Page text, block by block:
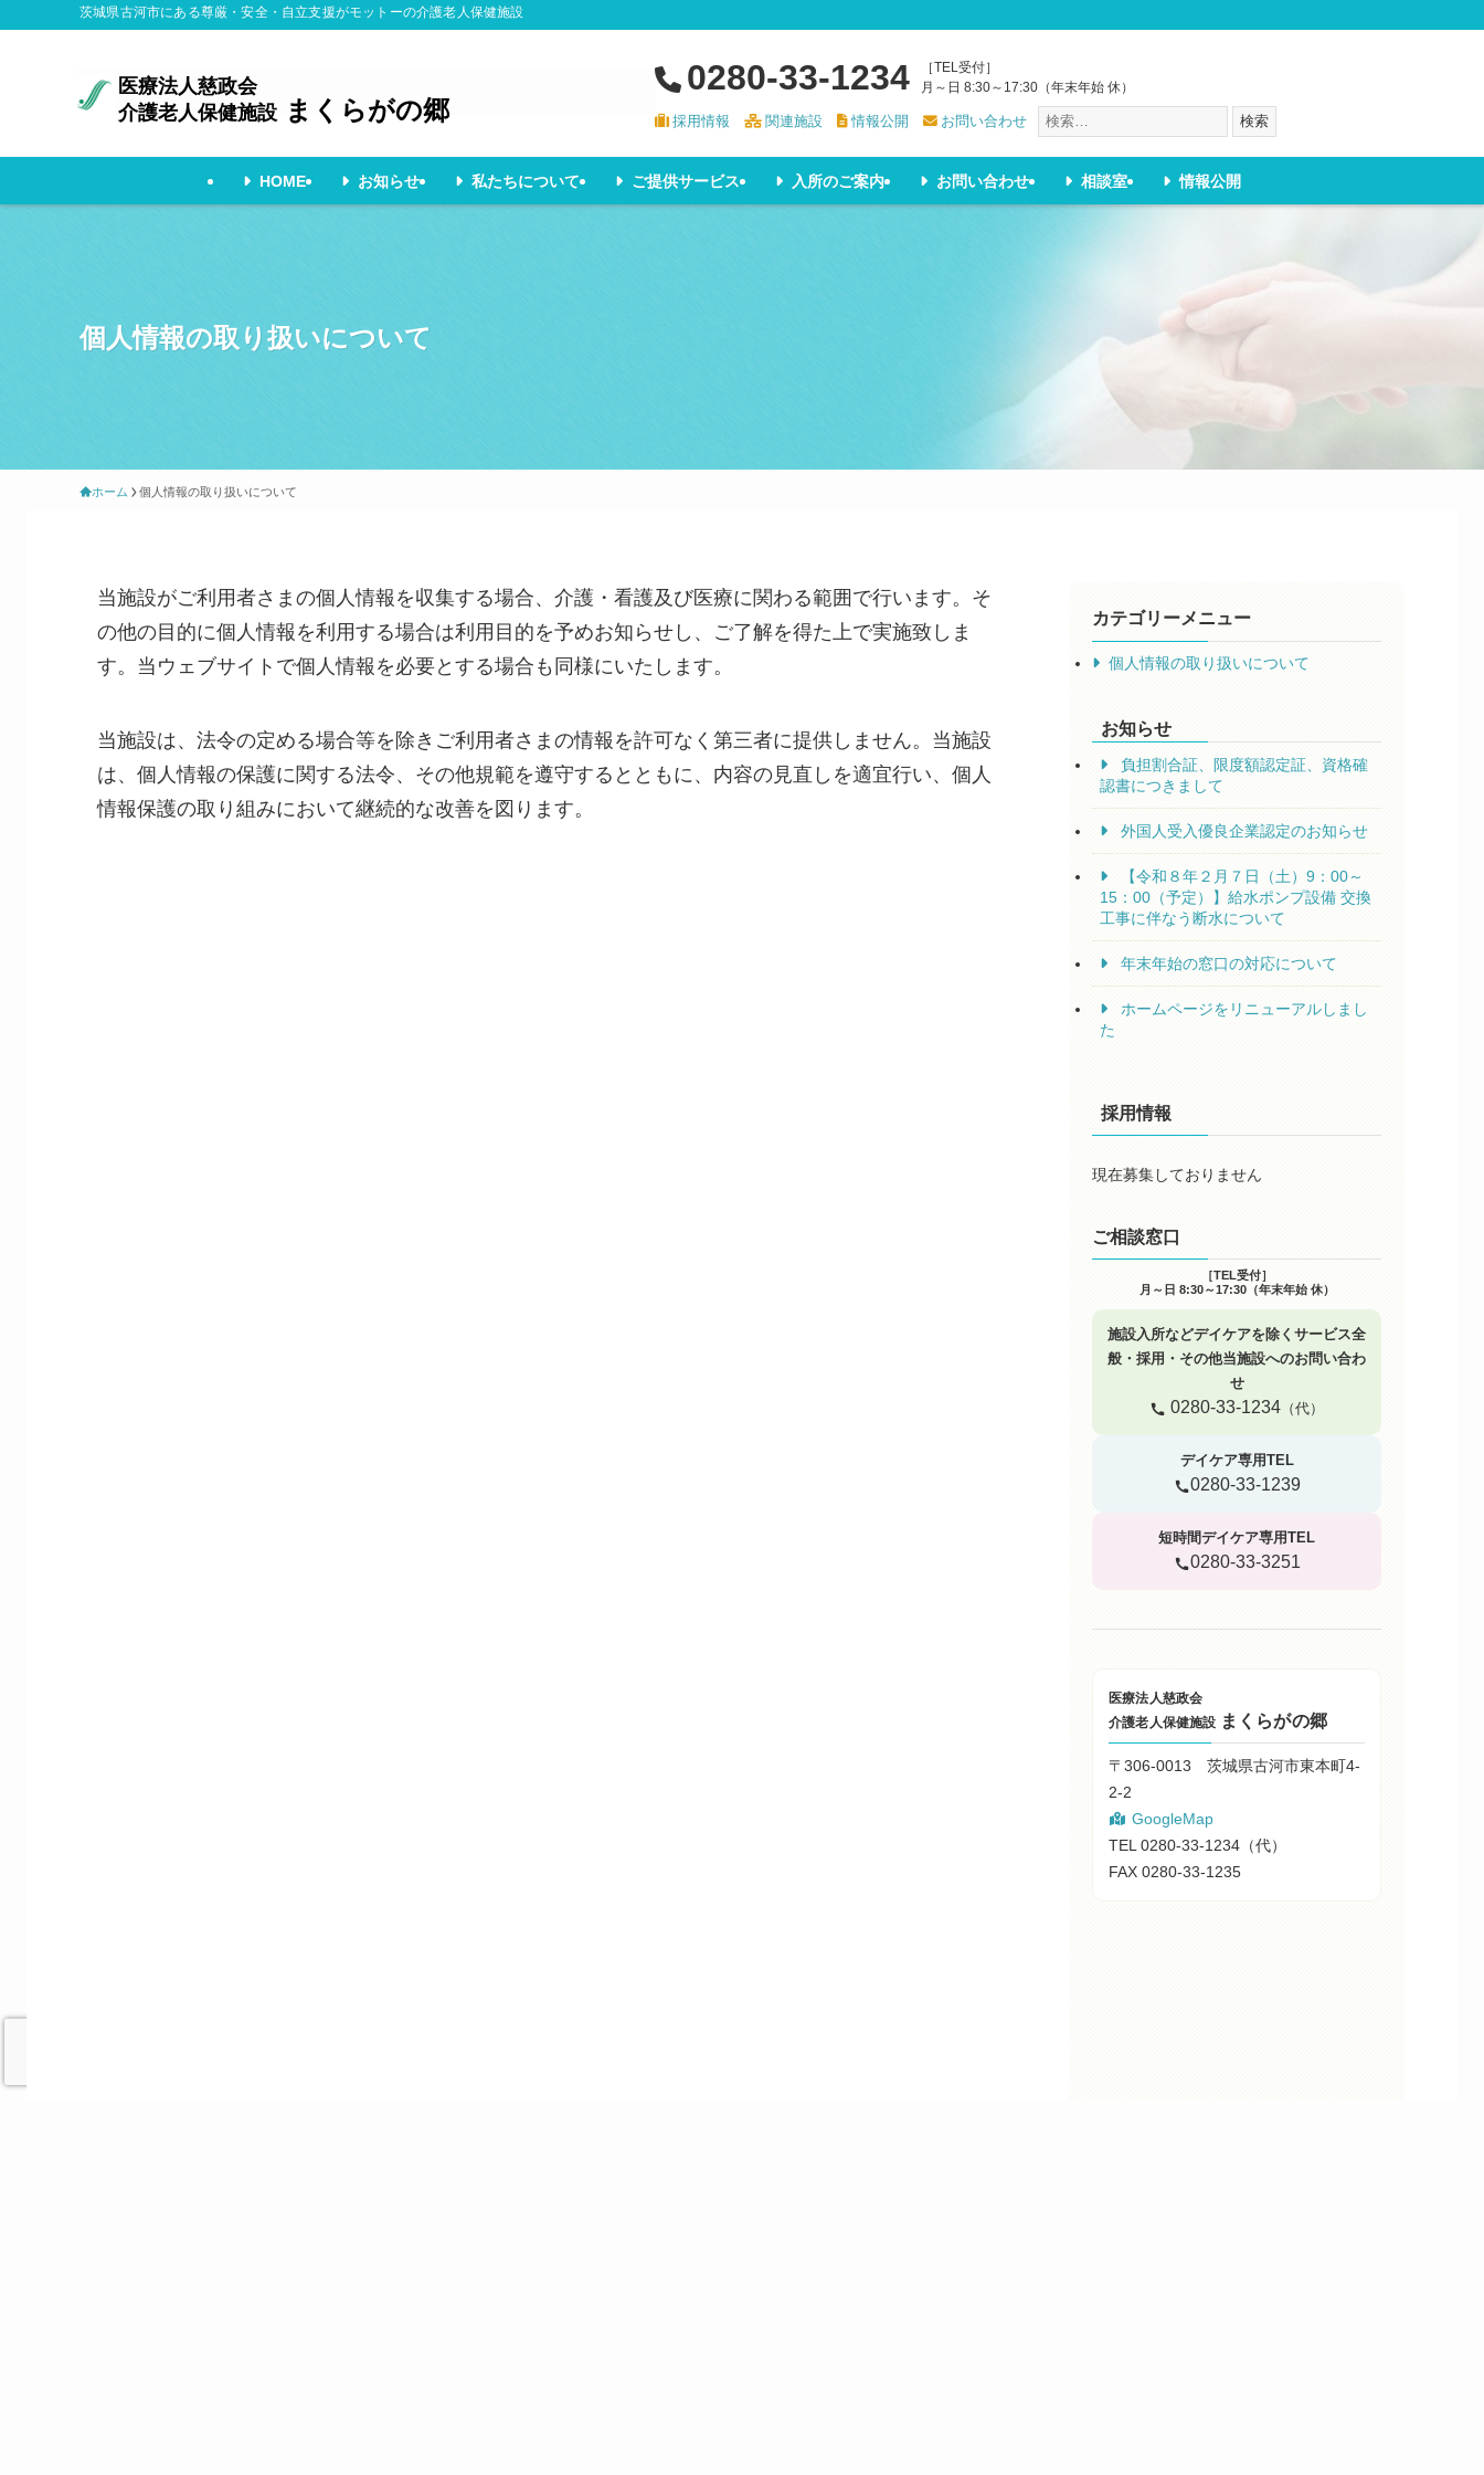
茨城県古河市にある尊厳・安全・自立支援がモットーの介護老人保健施設
医療法人慈政会
介護老人保健施設 まくらがの郷
0280-33-1234
［TEL受付］
月～日 8:30～17:30（年末年始 休）
採用情報 関連施設 情報公開 お問い合わせ 検索
HOME お知らせ 私たちについて ご提供サービス 入所のご案内 お問い合わせ 相談室 情報公開
個人情報の取り扱いについて
ホーム 個人情報の取り扱いについて
当施設がご利用者さまの個人情報を収集する場合、介護・看護及び医療に関わる範囲で行います。そ
の他の目的に個人情報を利用する場合は利用目的を予めお知らせし、ご了解を得た上で実施致しま
す。当ウェブサイトで個人情報を必要とする場合も同様にいたします。
当施設は、法令の定める場合等を除きご利用者さまの情報を許可なく第三者に提供しません。当施設
は、個人情報の保護に関する法令、その他規範を遵守するとともに、内容の見直しを適宜行い、個人
情報保護の取り組みにおいて継続的な改善を図ります。
カテゴリーメニュー
個人情報の取り扱いについて
お知らせ
負担割合証、限度額認定証、資格確
認書につきまして
外国人受入優良企業認定のお知らせ
【令和８年２月７日（土）9：00～
15：00（予定）】給水ポンプ設備 交換
工事に伴なう断水について
年末年始の窓口の対応について
ホームページをリニューアルしまし
た
採用情報
現在募集しておりません
ご相談窓口
［TEL受付］
月～日 8:30～17:30（年末年始 休）
施設入所などデイケアを除くサービス全
般・採用・その他当施設へのお問い合わ
せ
0280-33-1234 （代）
デイケア専用TEL
0280-33-1239
短時間デイケア専用TEL
0280-33-3251
医療法人慈政会
介護老人保健施設 まくらがの郷
〒306-0013 茨城県古河市東本町4-
2-2
GoogleMap
TEL 0280-33-1234（代）
FAX 0280-33-1235